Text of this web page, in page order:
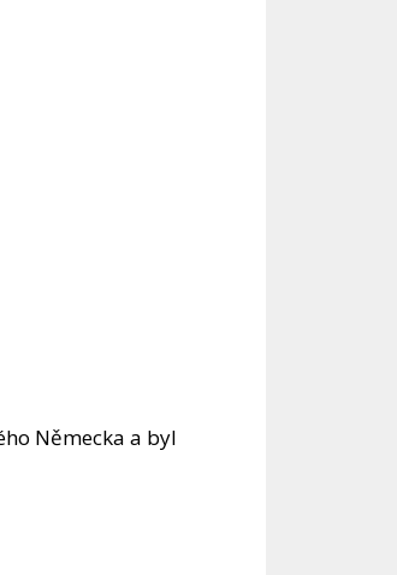
Německa a byl